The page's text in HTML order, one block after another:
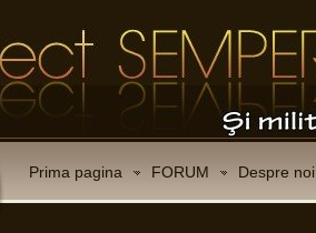
Prima pagina FORUM Despre noi